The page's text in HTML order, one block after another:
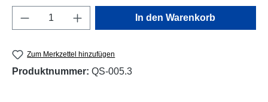
Produkt Anzahl: Gib den gewünschten
In den Warenkorb
Zum Merkzettel hinzufügen
Produktnummer: QS-005.3